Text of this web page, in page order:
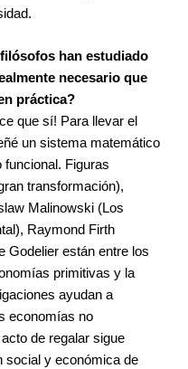
han estudiado
necesario que
práctica?
que sí! Para llevar el
un sistema matemático
Figuras
transformación),
Malinowski (Los
Raymond Firth
Godelier están entre los
primitivas y la
ayudan a
economías no
de regalar sigue
social y económica de